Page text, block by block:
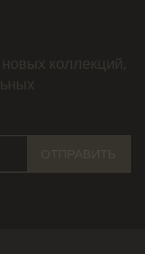
коллекций,